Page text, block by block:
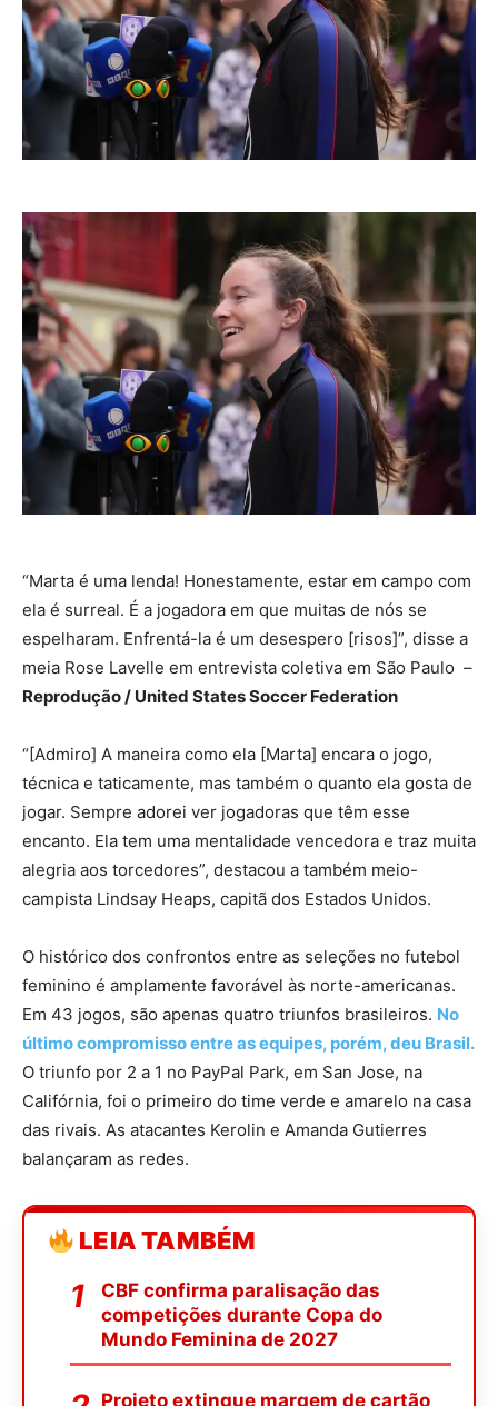
“Marta é uma lenda! Honestamente, estar em campo com
ela é surreal. É a jogadora em que muitas de nós se
espelharam. Enfrentá-la é um desespero [risos]”, disse a
meia Rose Lavelle em entrevista coletiva em São Paulo –
Reprodução / United States Soccer Federation
“[Admiro] A maneira como ela [Marta] encara o jogo,
técnica e taticamente, mas também o quanto ela gosta de
jogar. Sempre adorei ver jogadoras que têm esse
encanto. Ela tem uma mentalidade vencedora e traz muita
alegria aos torcedores”, destacou a também meio-
campista Lindsay Heaps, capitã dos Estados Unidos.
O histórico dos confrontos entre as seleções no futebol
feminino é amplamente favorável às norte-americanas.
Em 43 jogos, são apenas quatro triunfos brasileiros. No
último compromisso entre as equipes, porém, deu Brasil.
O triunfo por 2 a 1 no PayPal Park, em San Jose, na
Califórnia, foi o primeiro do time verde e amarelo na casa
das rivais. As atacantes Kerolin e Amanda Gutierres
balançaram as redes.
LEIA TAMBÉM
CBF confirma paralisação das
competições durante Copa do
Mundo Feminina de 2027
Projeto extingue margem de cartão